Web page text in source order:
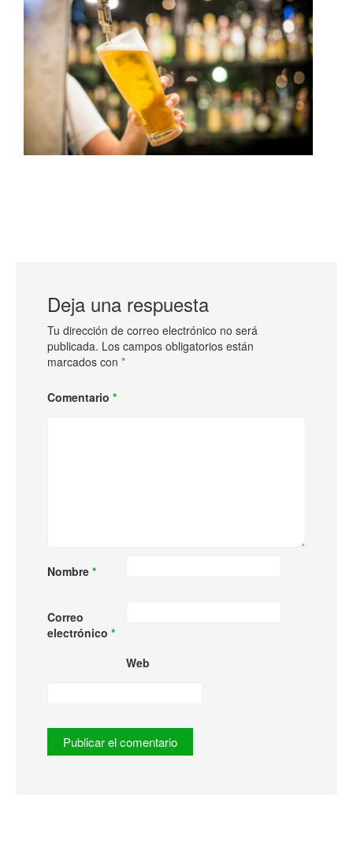
Deja una respuesta
Tu dirección de correo electrónico no será
publicada. Los campos obligatorios están
marcados con *
Comentario *
Nombre *
Correo
electrónico *
Web